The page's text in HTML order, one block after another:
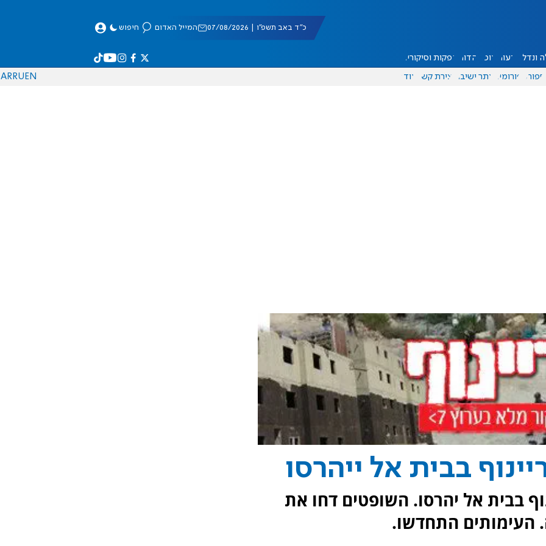
כ"ד באב תשפ"ו | 07/08/2026 המייל האדום חיפוש
ונדל"ן דעות אוכל יהדות הפקות וסיקורים
ספורט פורומים אתר ישיבה יצירת קשר עוד EN
RU
AR
בבית אל ייהרסו
בבית אל יהרסו. השופטים דחו את
העימותים התחדשו.